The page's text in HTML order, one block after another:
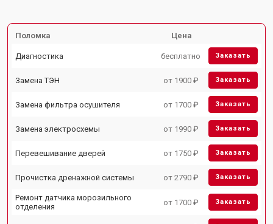
Поломка Цена
Диагностика бесплатно Заказать
Замена ТЭН от 1900 ₽ Заказать
Замена фильтра осушителя от 1700 ₽ Заказать
Замена электросхемы от 1990 ₽ Заказать
Перевешивание дверей от 1750 ₽ Заказать
Прочистка дренажной системы от 2790 ₽ Заказать
Ремонт датчика морозильного
отделения
от 1700 ₽ Заказать